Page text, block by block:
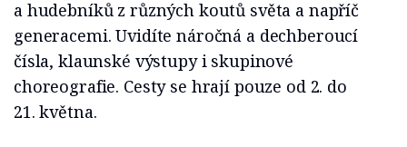
a hudebníků z různých koutů světa a napříč
generacemi. Uvidíte náročná a dechberoucí
čísla, klaunské výstupy i skupinové
choreografie. Cesty se hrají pouze od 2. do
21. května.